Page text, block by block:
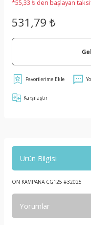
*55,33 ₺ den başlayan
531,79 ₺
Karşılaştır
Ürün Bilgisi
ÖN KAMPANA CG125 #32025
Yorumlar